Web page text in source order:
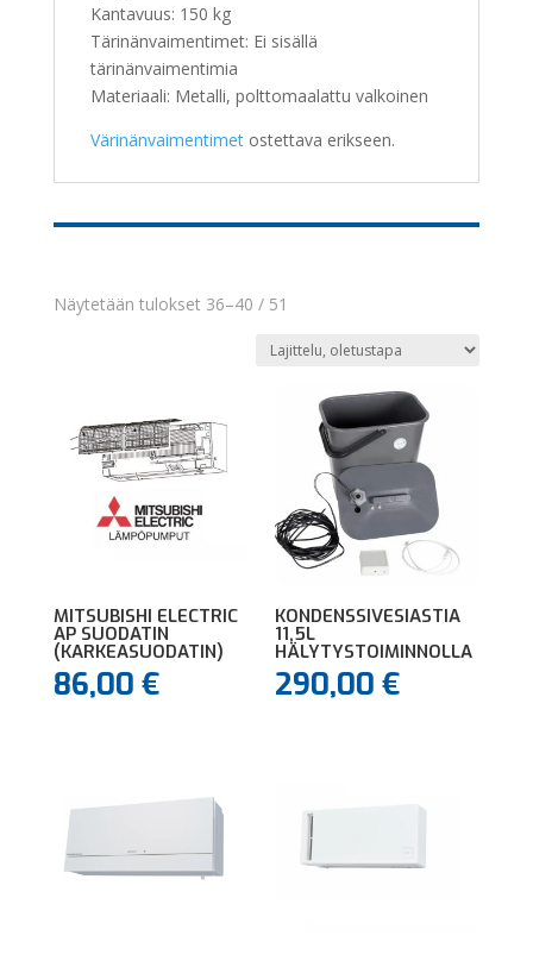
Kantavuus: 150 kg
Tärinänvaimentimet: Ei sisällä
tärinänvaimentimia
Materiaali: Metalli, polttomaalattu valkoinen
Värinänvaimentimetostettava erikseen.
Näytetään tulokset 36–40 / 51
MITSUBISHI ELECTRIC
AP SUODATIN
(KARKEASUODATIN)
86,00 €
KONDENSSIVESIASTIA
11,5L
HÄLYTYSTOIMINNOLLA
290,00€